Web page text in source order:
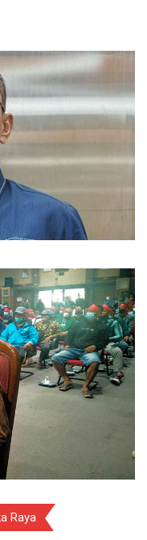
Raya